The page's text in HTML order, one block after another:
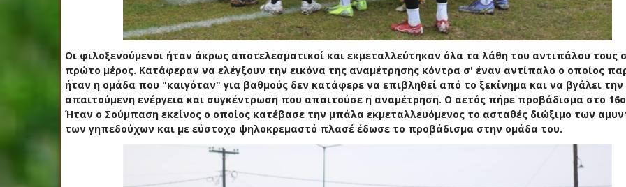
Οι φιλοξενούμενοι ήταν άκρως αποτελεσματικοί και εκμεταλλεύτηκαν όλα τα λάθη του αντιπάλου τους
πρώτο μέρος. Κατάφεραν να ελέγξουν την εικόνα της αναμέτρησης κόντρα σ' έναν αντίπαλο ο οποίος
ήταν η ομάδα που "καιγόταν" για βαθμούς δεν κατάφερε να επιβληθεί από το ξεκίνημα και να βγάλει την
απαιτούμενη ενέργεια και συγκέντρωση που απαιτούσε η αναμέτρηση. Ο αετός πήρε προβάδισμα στο
Ήταν ο Σούμπαση εκείνος ο οποίος κατέβασε την μπάλα εκμεταλλευόμενος το ασταθές διώξιμο των
των γηπεδούχων και με εύστοχο ψηλοκρεμαστό πλασέ έδωσε το προβάδισμα στην ομάδα του.